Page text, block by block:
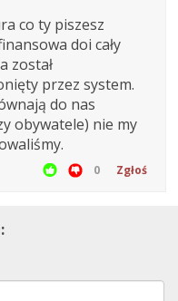
co ty piszesz
doi cały
został
przez system.
do nas
obywatele) nie my
0 Zgłoś